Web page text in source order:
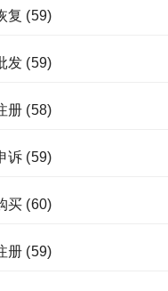
复 (59)
发 (59)
册 (58)
诉 (59)
买 (60)
册 (59)